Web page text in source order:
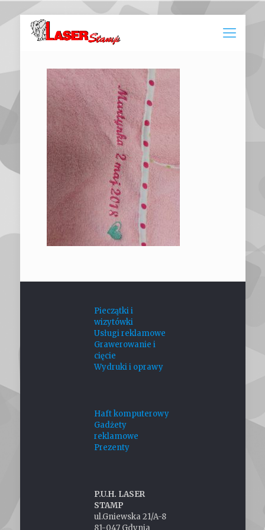
Pieczątki i
wizytówki
Usługi reklamowe
Grawerowanie i
cięcie
Wydruki i oprawy
Haft komputerowy
Gadżety
reklamowe
Prezenty
P.U.H. LASER
STAMP
ul.Gniewska 21/A-8
81-047 Gdynia